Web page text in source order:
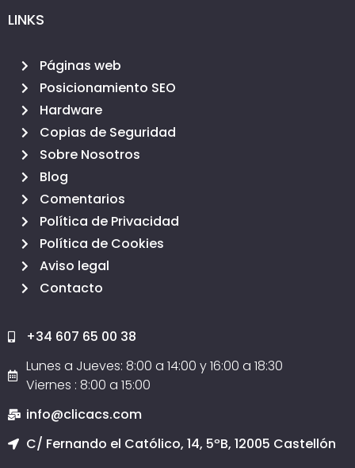
LINKS
Páginas web
Posicionamiento SEO
Hardware
Copias de Seguridad
Sobre Nosotros
Blog
Comentarios
Política de Privacidad
Política de Cookies
Aviso legal
Contacto
+34 607 65 00 38
Lunes a Jueves: 8:00 a 14:00 y 16:00 a 18:30
Viernes : 8:00 a 15:00
info@clicacs.com
C/ Fernando el Católico, 14, 5ºB, 12005 Castellón